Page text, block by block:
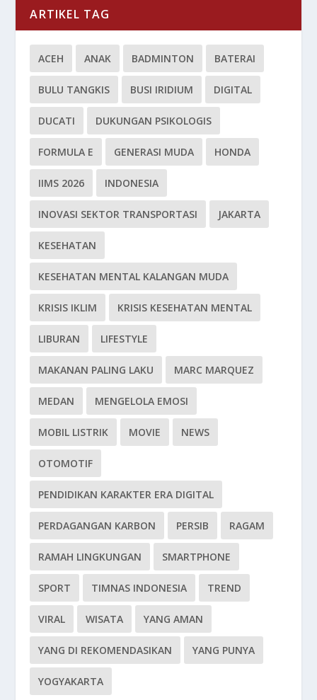
ARTIKEL TAG
ACEH ANAK BADMINTON BATERAI
BULU TANGKIS BUSI IRIDIUM DIGITAL
DUCATI DUKUNGAN PSIKOLOGIS
FORMULA E GENERASI MUDA HONDA
IIMS 2026 INDONESIA
INOVASI SEKTOR TRANSPORTASI JAKARTA
KESEHATAN
KESEHATAN MENTAL KALANGAN MUDA
KRISIS IKLIM KRISIS KESEHATAN MENTAL
LIBURAN LIFESTYLE
MAKANAN PALING LAKU MARC MARQUEZ
MEDAN MENGELOLA EMOSI
MOBIL LISTRIK MOVIE NEWS
OTOMOTIF
PENDIDIKAN KARAKTER ERA DIGITAL
PERDAGANGAN KARBON PERSIB RAGAM
RAMAH LINGKUNGAN SMARTPHONE
SPORT TIMNAS INDONESIA TREND
VIRAL WISATA YANG AMAN
YANG DI REKOMENDASIKAN YANG PUNYA
YOGYAKARTA